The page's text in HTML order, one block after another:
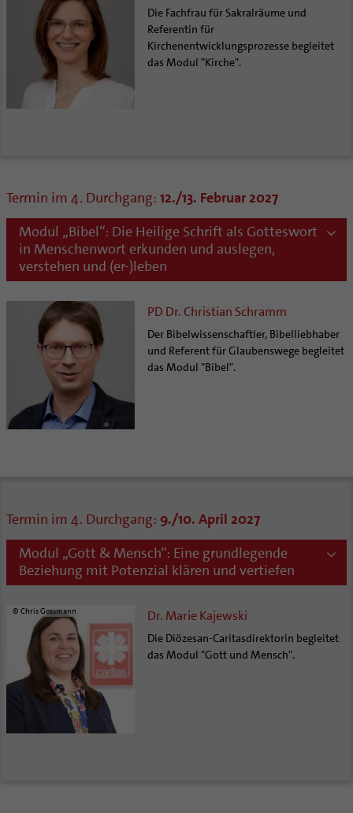
Die Fachfrau für Sakralräume und
Referentin für
Kirchenentwicklungsprozesse begleitet
das Modul "Kirche".
Termin im 4. Durchgang: 12./13. Februar 2027
Modul „Bibel“: Die Heilige Schrift als Gotteswort
in Menschenwort erkunden und auslegen,
verstehen und (er-)leben
PD Dr. Christian Schramm
Der Bibelwissenschaftler, Bibelliebhaber
und Referent für Glaubenswege begleitet
das Modul "Bibel".
Termin im 4. Durchgang: 9./10. April 2027
Modul „Gott & Mensch“: Eine grundlegende
Beziehung mit Potenzial klären und vertiefen
© Chris Gossmann Dr. Marie Kajewski
Die Diözesan-Caritasdirektorin begleitet
das Modul "Gott und Mensch".